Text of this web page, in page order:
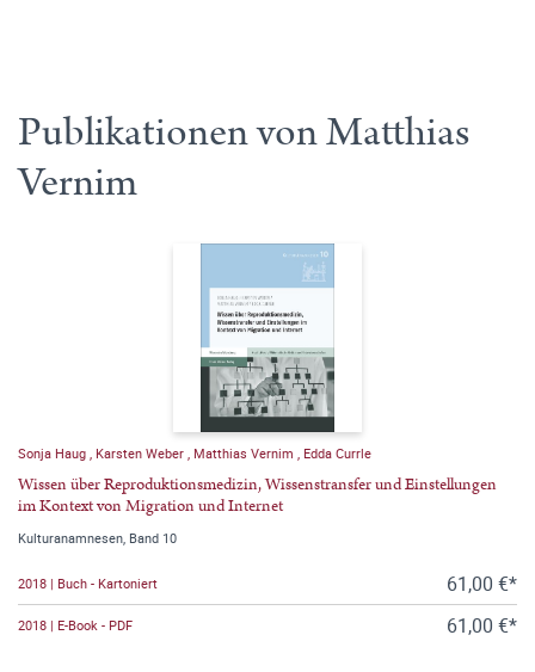
Publikationen von Matthias
Vernim
Sonja Haug Karsten Weber Matthias Vernim Edda Currle
Wissen über Reproduktionsmedizin, Wissenstransfer und Einstellungen
im Kontext von Migration und Internet
Kulturanamnesen, Band 10
2018 | Buch - Kartoniert 61,00 €*
2018 | E-Book - PDF 61,00 €*